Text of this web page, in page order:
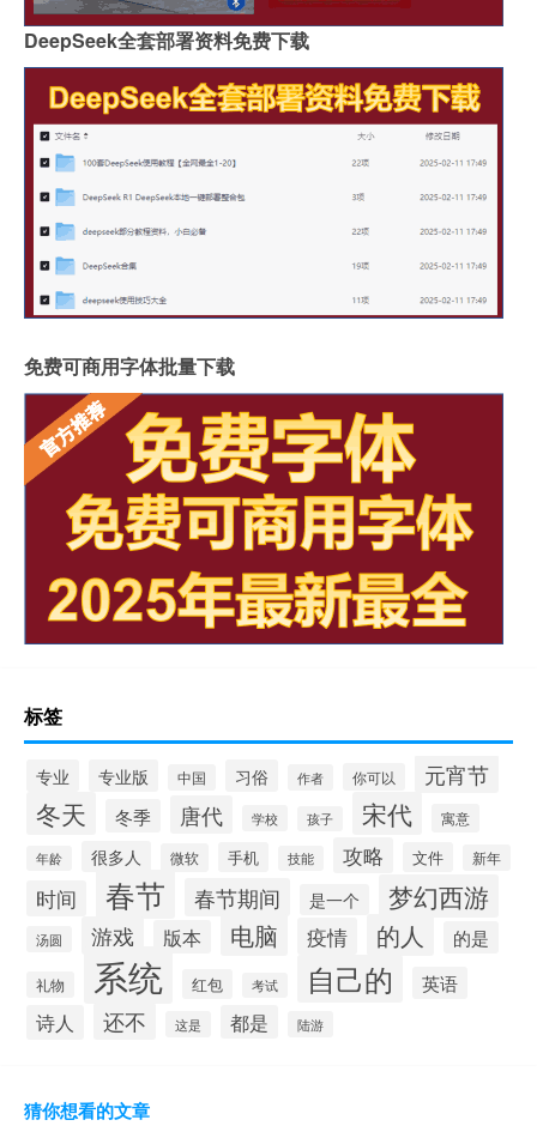
DeepSeek全套部署资料免费下载
免费可商用字体批量下载
标签
专业 专业版 中国 习俗 作者 你可以 元宵节
冬天 冬季 唐代 学校 孩子 宋代 寓意
年龄 很多人 微软 手机 技能 攻略 文件 新年
时间 春节 春节期间 是一个 梦幻西游
汤圆 游戏 版本 电脑 疫情 的人 的是
礼物 系统 红包 考试 自己的 英语
诗人 还不 这是 都是 陆游
猜你想看的文章